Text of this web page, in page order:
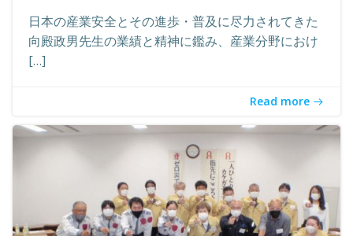
日本の産業安全とその進歩・普及に尽力されてきた
向殿政男先生の業績と精神に鑑み、産業分野におけ
[…]
Read more